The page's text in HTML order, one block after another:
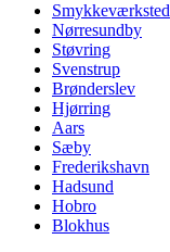
Smykkeværksted
Nørresundby
Støvring
Svenstrup
Brønderslev
Hjørring
Aars
Sæby
Frederikshavn
Hadsund
Hobro
Blokhus